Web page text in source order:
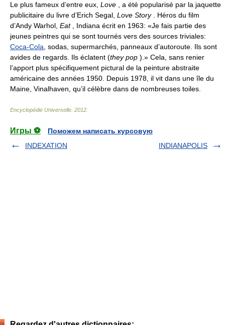
Le plus fameux d’entre eux, Love , a été popularisé par la jaquette
publicitaire du livre d’Erich Segal, Love Story. Héros du film
d’Andy Warhol, Eat, Indiana écrit en 1963: «Je fais partie des
jeunes peintres qui se sont tournés vers des sources triviales:
Coca-Cola , sodas, supermarchés, panneaux d’autoroute. Ils sont
avides de regards. Ils éclatent (they pop ).» Cela, sans renier
l’apport plus spécifiquement pictural de la peinture abstraite
américaine des années 1950. Depuis 1978, il vit dans une île du
Maine, Vinalhaven, qu’il célèbre dans de nombreuses toiles.
Encyclopédie Universelle 2012
Игры ⚽
Поможем написать курсовую
INDEXATION
INDIANAPOLIS